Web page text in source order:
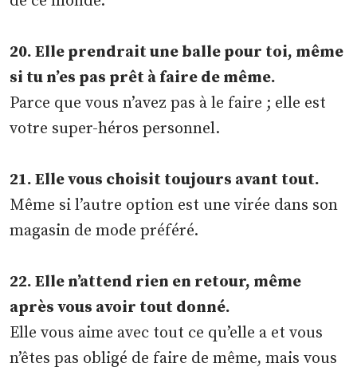
20. Elle prendrait une balle pour toi, même
si tu n’es pas prêt à faire de même.
Parce que vous n’avez pas à le faire ; elle est
votre super-héros personnel.
21. Elle vous choisit toujours avant tout.
Même si l’autre option est une virée dans son
magasin de mode préféré.
22. Elle n’attend rien en retour, même
après vous avoir tout donné.
Elle vous aime avec tout ce qu’elle a et vous
n’êtes pas obligé de faire de même, mais vous